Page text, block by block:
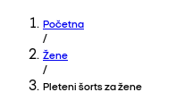
Početna
/
Žene
/
Pleteni šorts za žene